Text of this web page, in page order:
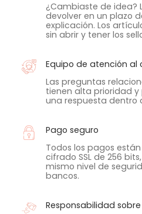
¿Cambiaste de idea?
devolver en un plazo
explicación. Los
sin abrir y tener los
Equipo de atención al
Las preguntas
tienen alta prioridad
una respuesta dentro
Pago seguro
Todos los pagos
cifrado SSL de 256
mismo nivel de
bancos.
Responsabilidad